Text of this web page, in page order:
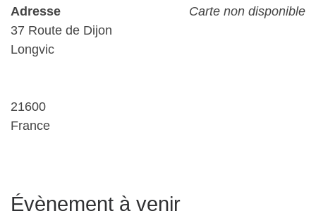
Carte non disponible
Adresse
37 Route de Dijon
Longvic
21600
France
Évènement à venir